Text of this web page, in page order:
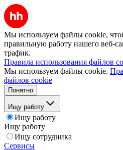
Мы используем файлы cookie,
правильную работу нашего веб-
трафик.
Правила использования файлов
Мы используем файлы cookie.
файлов cookie
Понятно
Ищу работу
Ищу работу
Ищу работу
Ищу сотрудника
Сервисы